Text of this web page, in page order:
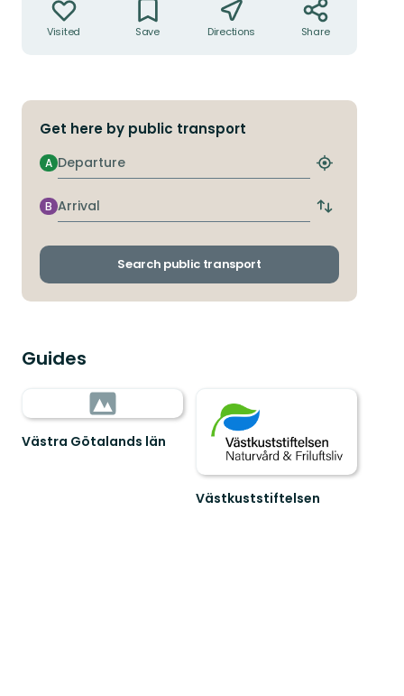
Visited Save Directions Share
Get here by public transport
Departure
A
Find
stop
Arrival
B
Switch
and
stops
Search public transport
Guides
Västra Götalands län
Västkuststiftelsen